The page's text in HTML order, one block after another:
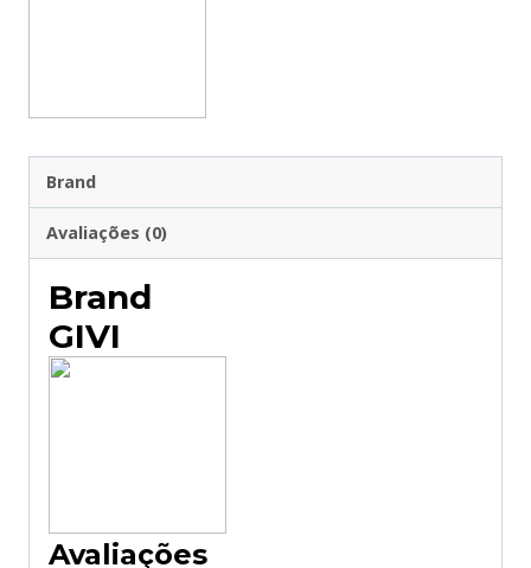
Brand
Avaliações (0)
Brand
GIVI
Avaliações